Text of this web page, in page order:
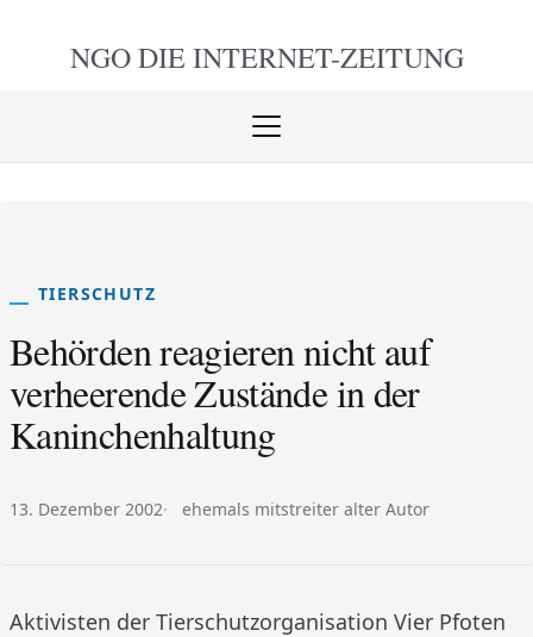
NGO DIE INTERNET-ZEITUNG
Menü
TIERSCHUTZ
Behörden reagieren nicht auf
verheerende Zustände in der
Kaninchenhaltung
Veröffentlicht am:
13. Dezember 2002 Autor:
ehemals mitstreiter alter Autor
Aktivisten der Tierschutzorganisation Vier Pfoten